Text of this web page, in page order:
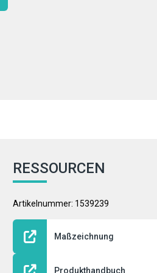
RESSOURCEN
Artikelnummer: 1539239
Maßzeichnung
Produkthandbuch